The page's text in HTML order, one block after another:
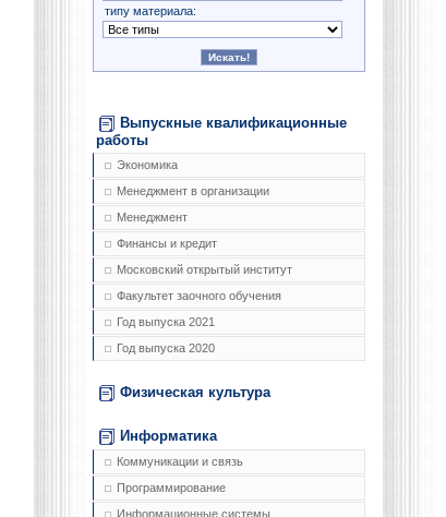
типу материала:
Выпускные квалификационные
работы
Экономика
Менеджмент в организации
Менеджмент
Финансы и кредит
Московский открытый институт
Факультет заочного обучения
Год выпуска 2021
Год выпуска 2020
Физическая культура
Информатика
Коммуникации и связь
Программирование
Информационные системы